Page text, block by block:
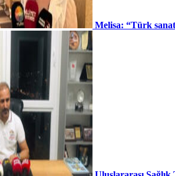
Melisa: “Türk